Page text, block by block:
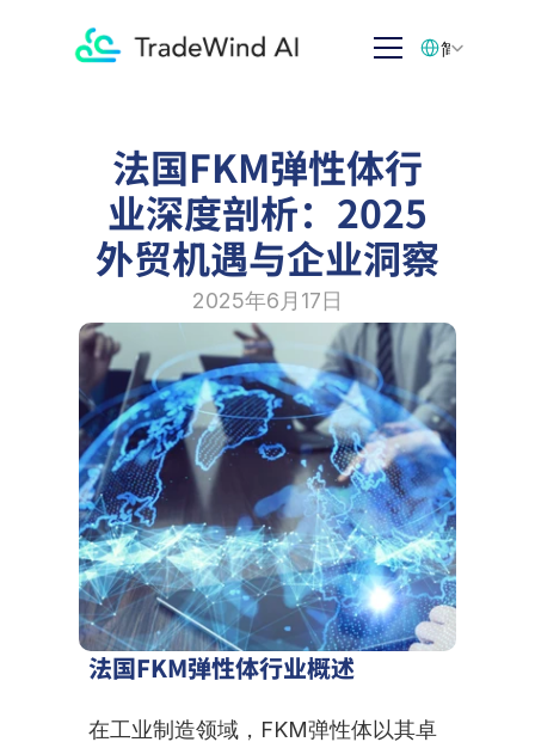
法国FKM弹性体行
业深度剖析：2025
外贸机遇与企业洞察
2025年6月17日
法国FKM弹性体行业概述
在工业制造领域，FKM弹性体以其卓
简体中文